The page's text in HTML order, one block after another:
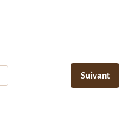
Suivant